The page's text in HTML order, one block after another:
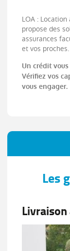
LOA :
propose des
assurances
et vos
Un crédit
Vérifiez vos
vous engager.
Les